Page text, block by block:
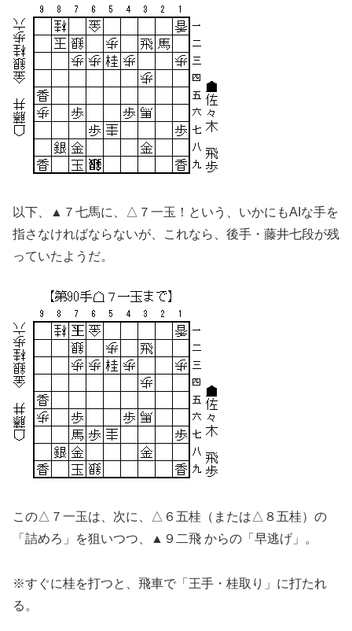
以下、▲７七馬に、△７一玉！という、いかにもAIな手を
指さなければならないが、これなら、後手・藤井七段が残
っていたようだ。
この△７一玉は、次に、△６五桂（または△８五桂）の
「詰めろ」を狙いつつ、▲９二飛 からの「早逃げ」。
※すぐに桂を打つと、飛車で「王手・桂取り」に打たれ
る。